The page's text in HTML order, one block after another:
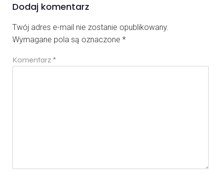
Dodaj komentarz
Twój adres e-mail nie zostanie opublikowany.
Wymagane pola są oznaczone *
Komentarz *